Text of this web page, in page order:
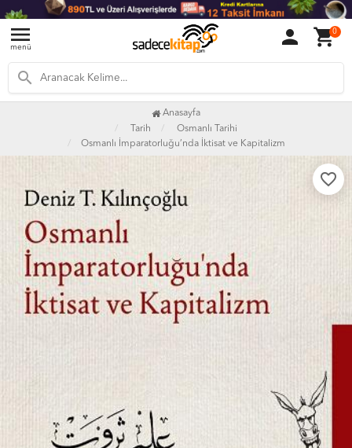
menu
menü person shopping_cart0
search
Anasayfa
Tarih
Osmanlı Tarihi
Osmanlı İmparatorluğu’nda İktisat ve Kapitalizm
favorite_border